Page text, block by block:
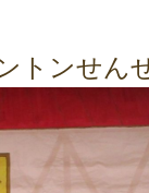
トンせん